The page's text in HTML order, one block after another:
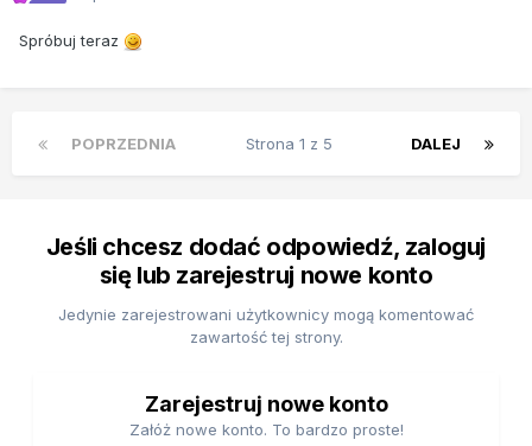
Spróbuj teraz
POPRZEDNIA DALEJ
Strona 1 z 5
Jeśli chcesz dodać odpowiedź, zaloguj
się lub zarejestruj nowe konto
Jedynie zarejestrowani użytkownicy mogą komentować
zawartość tej strony.
Zarejestruj nowe konto
Załóż nowe konto. To bardzo proste!